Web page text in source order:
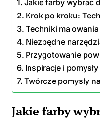
Jakie farby wybrać
Krok po kroku:
Techniki
Niezbędne
Przygotowanie
Inspiracje i
Twórcze pomysły
Jakie farby